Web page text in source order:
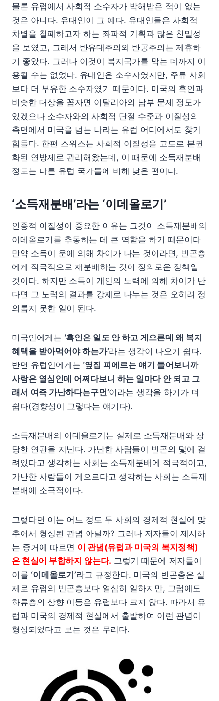
물론 유럽에서 사회적 소수자가 박해받은 적이 없는
것은 아니다. 유대인이 그 예다. 유대인들은 사회적
차별을 철폐하고자 하는 좌파적 기획과 많은 친밀성
을 보였고, 그래서 반유대주의와 반공주의는 제휴하
기 좋았다. 그러나 이것이 복지국가를 막는 데까지 이
용될 수는 없었다. 유대인은 소수자였지만, 주류 사회
보다 더 부유한 소수자였기 때문이다. 미국의 흑인과
비슷한 대상을 꼽자면 이탈리아의 남부 문제 정도가
있겠으나 소수자와의 사회적 단절 수준과 이질성의
측면에서 미국을 넘는 나라는 유럽 어디에서도 찾기
힘들다. 한편 스위스는 사회적 이질성을 고도로 분권
화된 연방제로 관리해왔는데, 이 때문에 소득재분배
정도는 다른 유럽 국가들에 비해 낮은 편이다.
‘소득재분배’라는 ‘이데올로기’
인종적 이질성이 중요한 이유는 그것이 소득재분배의
이데올로기를 추동하는 데 큰 역할을 하기 때문이다.
만약 소득이 운에 의해 차이가 나는 것이라면, 빈곤층
에게 적극적으로 재분배하는 것이 정의로운 정책일
것이다. 하지만 소득이 개인의 노력에 의해 차이가 난
다면 그 노력의 결과를 강제로 나누는 것은 오히려 정
의롭지 못한 일이 된다.
미국인에게는 ‘흑인은 일도 안 하고 게으른데 왜 복지
혜택을 받아먹어야 하는가’라는 생각이 나오기 쉽다.
반면 유럽인에게는 ‘옆집 피에르는 얘기 들어보니까
사람은 열심인데 어쩌다보니 하는 일마다 안 되고 그
래서 여즉 가난하다는구먼’이라는 생각을 하기가 더
쉽다(경향성이 그렇다는 얘기다).
소득재분배의 이데올로기는 실제로 소득재분배와 상
당한 연관을 지닌다. 가난한 사람들이 빈곤의 덫에 걸
려있다고 생각하는 사회는 소득재분배에 적극적이고,
가난한 사람들이 게으르다고 생각하는 사회는 소득재
분배에 소극적이다.
그렇다면 이는 어느 정도 두 사회의 경제적 현실에 맞
추어서 형성된 관념 아닐까? 그러나 저자들이 제시하
는 증거에 따르면 이 관념(유럽과 미국의 복지정책)
은 현실에 부합하지 않는다. 그렇기 때문에 저자들이
이를 ‘이데올로기’라고 규정한다. 미국의 빈곤층은 실
제로 유럽의 빈곤층보다 열심히 일하지만, 그럼에도
하류층의 상향 이동은 유럽보다 크지 않다. 따라서 유
럽과 미국의 경제적 현실에서 출발하여 이런 관념이
형성되었다고 보는 것은 무리다.